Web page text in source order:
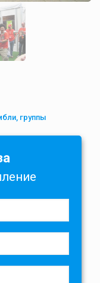
группы